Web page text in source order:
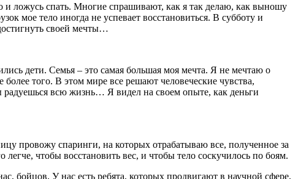
и ложусь спать. Многие спрашивают, как я так делаю, как выношу
мое тело иногда не успевает восстановиться. В субботу и
своей мечты…
дети. Семья – это самая большая моя мечта. Я не мечтаю о
того. В этом мире все решают человеческие чувства,
всю жизнь… Я видел на своем опыте, как деньги
провожу спаринги, на которых отрабатываю все, полученное за
чтобы восстановить вес, и чтобы тело соскучилось по боям.
бойцов. У нас есть ребята, которых продвигают в научной сфере,